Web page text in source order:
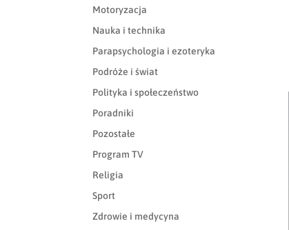
Motoryzacja
Nauka i technika
Parapsychologia i ezoteryka
Podróże i świat
Polityka i społeczeństwo
Poradniki
Pozostałe
Program TV
Religia
Sport
Zdrowie i medycyna